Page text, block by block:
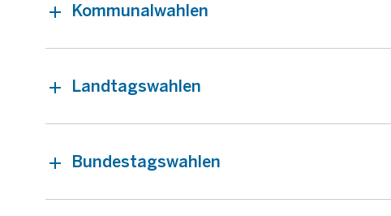
Kommunalwahlen
Landtagswahlen
Bundestagswahlen